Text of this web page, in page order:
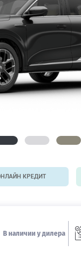
КРЕДИТ
В наличии у дилера